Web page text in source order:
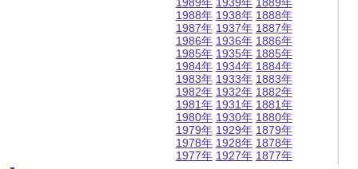
1988年
1987年
1986年
1985年
1984年
1983年
1982年
1981年
1980年
1979年
1978年
1977年
1938年
1937年
1936年
1935年
1934年
1933年
1932年
1931年
1930年
1929年
1928年
1927年
1888年
1887年
1886年
1885年
1884年
1883年
1882年
1881年
1880年
1879年
1878年
1877年